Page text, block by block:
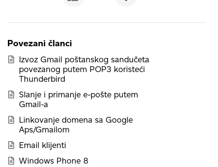
Povezani članci
Izvoz Gmail poštanskog sandučeta
povezanog putem POP3 koristeći
Thunderbird
Slanje i primanje e-pošte putem
Gmail-a
Linkovanje domena sa Google
Aps/Gmailom
Email klijenti
Windows Phone 8